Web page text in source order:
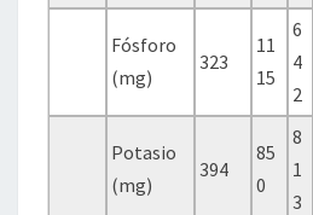
Fósforo
(mg)
323
11
15
6
4
2
Potasio
(mg)
394
85
0
8
1
3